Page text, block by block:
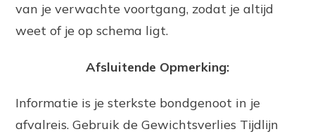
van je verwachte voortgang, zodat je altijd
weet of je op schema ligt.
Afsluitende Opmerking:
Informatie is je sterkste bondgenoot in je
afvalreis. Gebruik de Gewichtsverlies Tijdlijn